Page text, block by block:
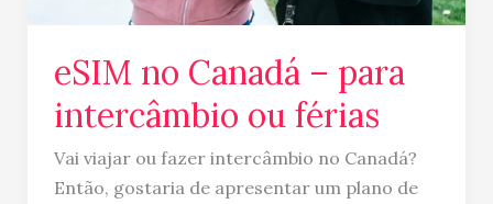
eSIM no Canadá – para
intercâmbio ou férias
Vai viajar ou fazer intercâmbio no Canadá?
Então, gostaria de apresentar um plano de